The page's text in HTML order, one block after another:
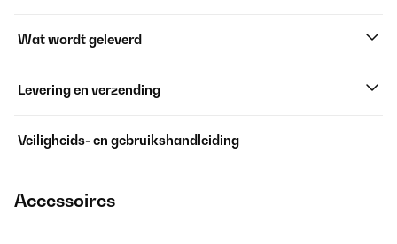
Wat wordt geleverd
Levering en verzending
Veiligheids- en gebruikshandleiding
Accessoires